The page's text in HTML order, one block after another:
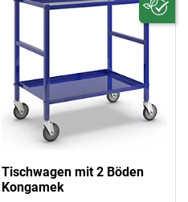
Tischwagen mit 2 Böden
Kongamek